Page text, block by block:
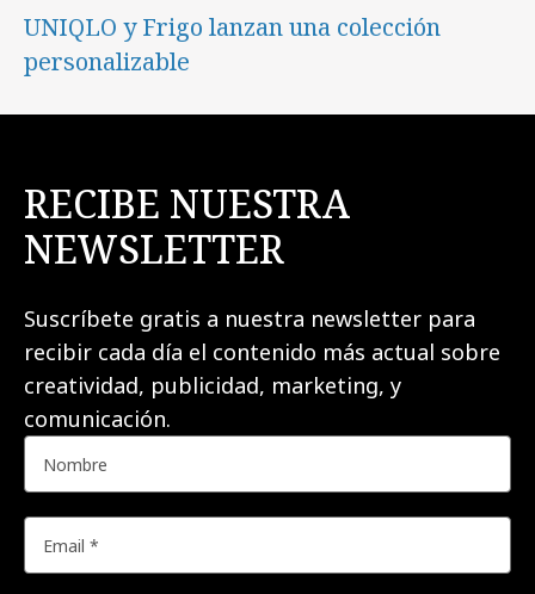
UNIQLO y Frigo lanzan una colección
personalizable
RECIBE NUESTRA
NEWSLETTER
Suscríbete gratis a nuestra newsletter para
recibir cada día el contenido más actual sobre
creatividad, publicidad, marketing, y
comunicación.